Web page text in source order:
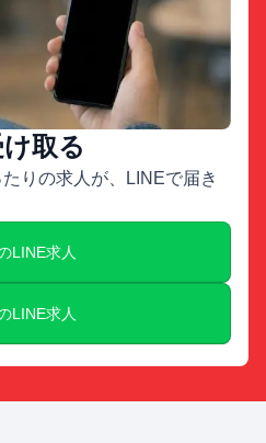
取る
りの求人が、LINEで届き
LINE求人
LINE求人